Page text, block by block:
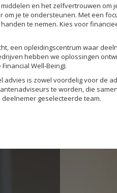
en het zelfvertrouwen
je te ondersteunen. Met een
te nemen. Kies voor
een opleidingscentrum waar
hebben we oplossingen
Well-Being).
is zowel voordelig voor de
te worden, die
geselecteerde team.